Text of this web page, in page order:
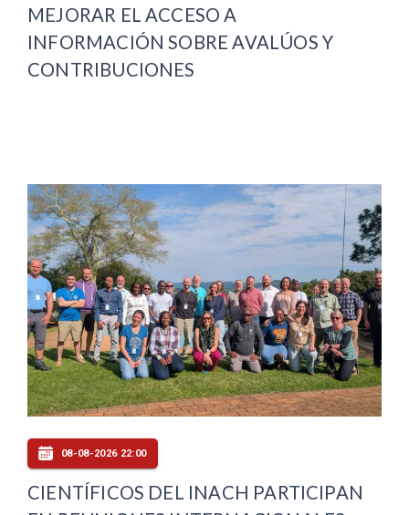
MEJORAR EL ACCESO A
INFORMACIÓN SOBRE AVALÚOS Y
CONTRIBUCIONES
08-08-2026 22:00
CIENTÍFICOS DEL INACH PARTICIPAN